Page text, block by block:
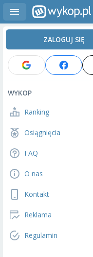
ZALOGUJ SIĘ
WYKOP
Ranking
Osiągnięcia
FAQ
O nas
Kontakt
Reklama
Regulamin